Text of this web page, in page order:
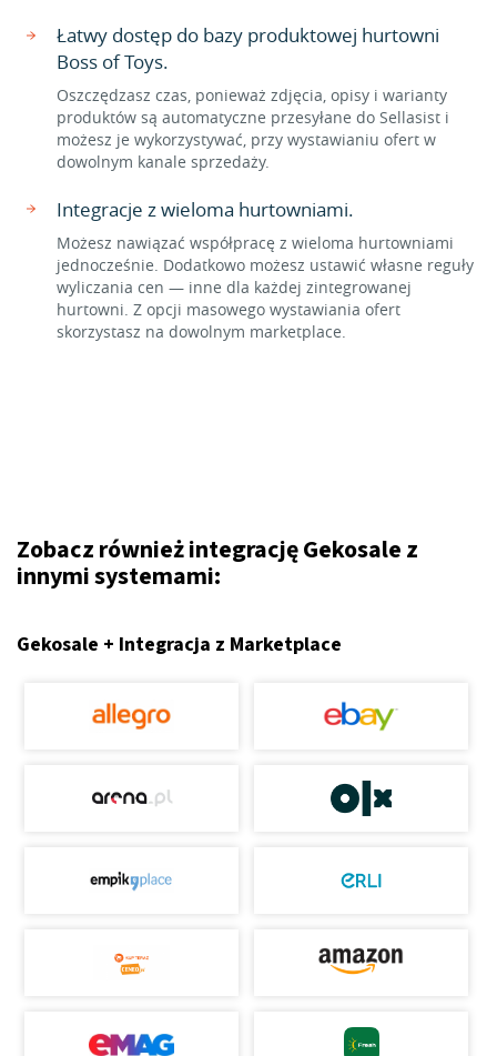
Łatwy dostęp do bazy produktowej hurtowni
Boss of Toys.
Oszczędzasz czas, ponieważ zdjęcia, opisy i warianty
produktów są automatyczne przesyłane do Sellasist i
możesz je wykorzystywać, przy wystawianiu ofert w
dowolnym kanale sprzedaży.
Integracje z wieloma hurtowniami.
Możesz nawiązać współpracę z wieloma hurtowniami
jednocześnie. Dodatkowo możesz ustawić własne reguły
wyliczania cen — inne dla każdej zintegrowanej
hurtowni. Z opcji masowego wystawiania ofert
skorzystasz na dowolnym marketplace.
Zobacz również integrację Gekosale z
innymi systemami:
Gekosale + Integracja z Marketplace